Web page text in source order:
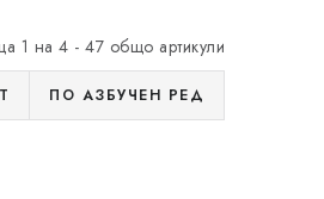
1 на 4 - 47 общо артикули
ПО АЗБУЧЕН РЕД